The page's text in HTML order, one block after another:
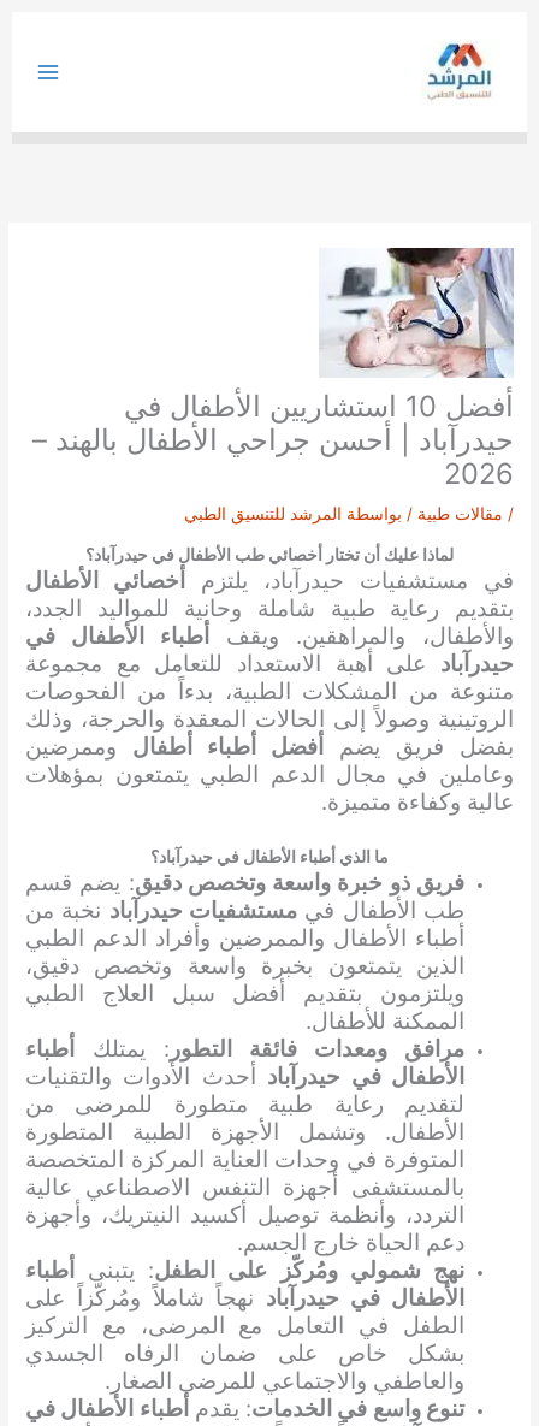
أفضل 10 استشاريين الأطفال في
حيدرآباد | أحسن جراحي الأطفال بالهند –
2026
/ مقالات طبية / بواسطة المرشد للتنسيق الطبي
لماذا عليك أن تختار أخصائي طب الأطفال في حيدرآباد؟
في مستشفيات حيدرآباد، يلتزم
أخصائي الأطفال
بتقديم رعاية طبية شاملة وحانية للمواليد الجدد،
والأطفال، والمراهقين. ويقف
أطباء الأطفال في
حيدرآباد على أهبة الاستعداد للتعامل مع مجموعة
متنوعة من المشكلات الطبية، بدءاً من الفحوصات
الروتينية وصولاً إلى الحالات المعقدة والحرجة، وذلك
بفضل فريق يضم
أفضل أطباء أطفال وممرضين
وعاملين في مجال الدعم الطبي يتمتعون بمؤهلات
عالية وكفاءة متميزة.
ما الذي أطباء الأطفال في حيدرآباد؟
فريق ذو خبرة واسعة وتخصص دقيق: يضم قسم
طب الأطفال فيمستشفيات حيدرآباد نخبة من
أطباء الأطفال والممرضين وأفراد الدعم الطبي
الذين يتمتعون بخبرة واسعة وتخصص دقيق،
ويلتزمون بتقديم أفضل سبل العلاج الطبي
الممكنة للأطفال.
مرافق ومعدات فائقة التطور : يمتلك
أطباء
الأطفال في حيدرآباد أحدث الأدوات والتقنيات
لتقديم رعاية طبية متطورة للمرضى من
الأطفال. وتشمل الأجهزة الطبية المتطورة
المتوفرة في وحدات العناية المركزة المتخصصة
بالمستشفى أجهزة التنفس الاصطناعي عالية
التردد، وأنظمة توصيل أكسيد النيتريك، وأجهزة
دعم الحياة خارج الجسم.
نهج شمولي ومُركّز على الطفل: يتبنى
أطباء
الأطفال في حيدرآباد نهجاً شاملاً ومُركّزاً على
الطفل في التعامل مع المرضى، مع التركيز
بشكل خاص على ضمان الرفاه الجسدي
والعاطفي والاجتماعي للمرضى الصغار.
تنوع واسع في الخدمات: يقدم أطباء الأطفال في